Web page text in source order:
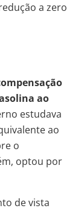
a zero
ao
estudava
ao
o
optou por
de vista